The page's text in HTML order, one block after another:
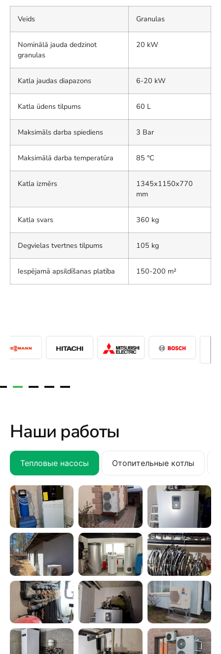
Veids Granulas
Nominālā jauda dedzinot
granulas
20 kW
Katla jaudas diapazons 6-20 kW
Katla ūdens tilpums 60 L
Maksimāls darba spiediens 3 Bar
Maksimālā darba temperatūra 85 °C
Katla izmērs
1345x1150x770
mm
Katla svars 360 kg
Degvielas tvertnes tilpums 105 kg
Iespējamā apsildīšanas platība 150-200 m²
Наши работы
Тепловые насосы Отопительные котлы